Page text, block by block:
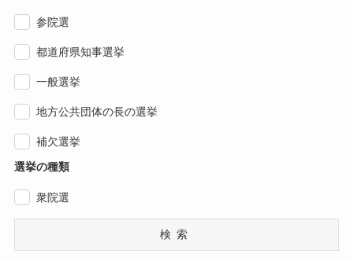
参院選
都道府県知事選挙
一般選挙
地方公共団体の長の選挙
補欠選挙
選挙の種類
衆院選
検索